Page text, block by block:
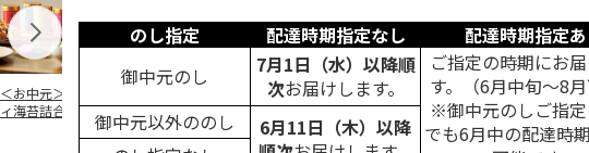
＜お中元＞バラエテ
ィ海苔詰合せ
＜お中元＞のり詰合
せ
＜お中元＞海苔詰合
せ
＜
卓
のし指定
配達時期指定なし
配達時期指定あ
御中元のし
7月1日（水）以降順
次お届けします。
ご指定の時期にお
す。（6月中旬～8月
※御中元のしご指
でも6月中の配達時
御中元以外ののし
6月11日（木）以降